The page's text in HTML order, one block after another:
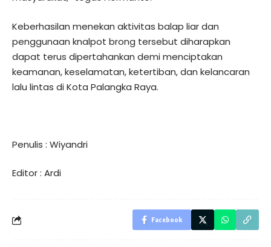
Keberhasilan menekan aktivitas balap liar dan
penggunaan knalpot brong tersebut diharapkan
dapat terus dipertahankan demi menciptakan
keamanan, keselamatan, ketertiban, dan kelancaran
lalu lintas di Kota Palangka Raya.
Penulis : Wiyandri
Editor : Ardi
Facebook